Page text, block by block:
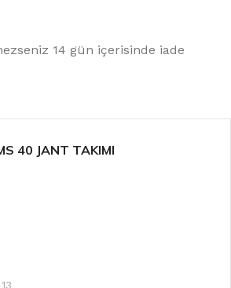
14 gün içerisinde iade
40 JANT TAKIMI
13